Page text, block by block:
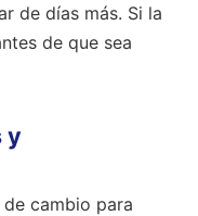
de días más. Si la
de que sea
y
cambio para